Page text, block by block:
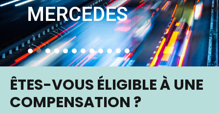
MERCEDES
ÊTES-VOUS ÉLIGIBLE À UNE
COMPENSATION ?